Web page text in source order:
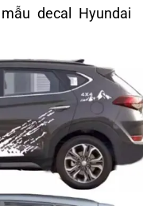
decal Hyundai